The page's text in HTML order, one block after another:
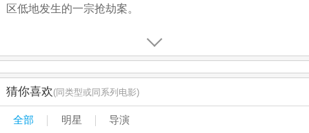
区低地发生的一宗抢劫案。
猜你喜欢(同类型或同系列电影)
全部 明星 导演